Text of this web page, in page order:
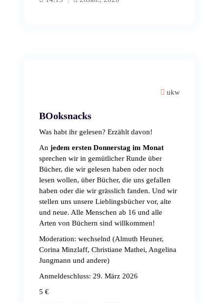
ukw
BOoksnacks
Was habt ihr gelesen? Erzählt davon!
An jedem ersten Donnerstag im Monat
sprechen wir in gemütlicher Runde über
Bücher, die wir gelesen haben oder noch
lesen wollen, über Bücher, die uns gefallen
haben oder die wir grässlich fanden. Und wir
stellen uns unsere Lieblingsbücher vor, alte
und neue. Alle Menschen ab 16 und alle
Arten von Büchern sind willkommen!
Moderation: wechselnd (Almuth Heuner,
Corina Minzlaff, Christiane Mathei, Angelina
Jungmann und andere)
Anmeldeschluss: 29. März 2026
5 €